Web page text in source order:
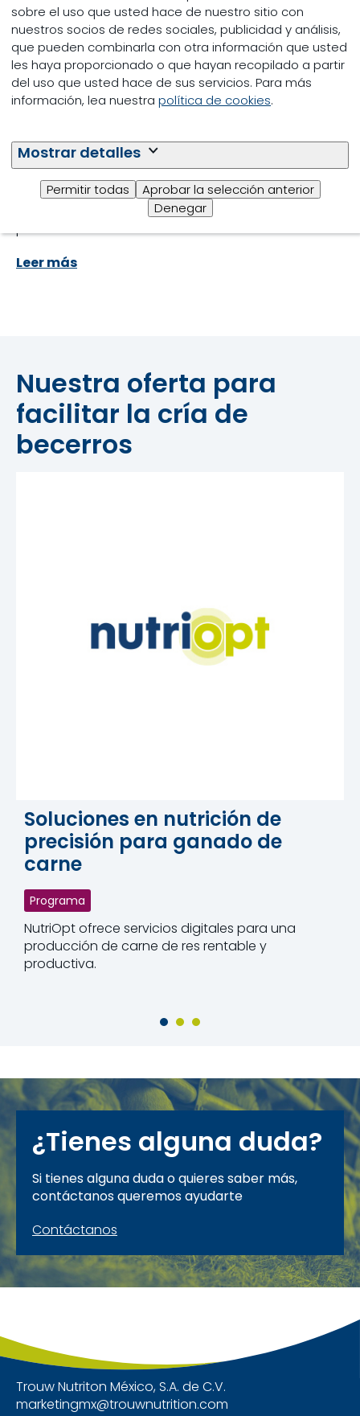
sobre el uso que usted hace de nuestro sitio con
nuestros socios de redes sociales, publicidad y análisis,
que pueden combinarla con otra información que usted
les haya proporcionado o que hayan recopilado a partir
del uso que usted hace de sus servicios. Para más
información, lea nuestra política de cookies.
Mostrar detalles
Permitir todas
Aprobar la selección anterior
Denegar
Deshidratación por
Diarrea en becerros
Los becerros suelen llegar a las explotaciones de
vacuno de carne procedentes de diversos lugares,
exposición a diferentes virus y bacterias. El
resultado es a menudo la diarrea, un problema de
salud común en los becerros jóvenes, que conduce
a pérdidas causadas por el aumento de la
mortalidad o el compromiso del desarrollo y el
potencial futuros.
Leer más
Nuestra oferta para
facilitar la cría de
becerros
Soluciones en nutrición de
precisión para ganado de
carne
Programa
NutriOpt ofrece servicios digitales para una
producción de carne de res rentable y
productiva.
¿Tienes alguna duda?
Si tienes alguna duda o quieres saber más,
contáctanos queremos ayudarte
Contáctanos
Trouw Nutriton México, S.A. de C.V.
marketingmx@trouwnutrition.com